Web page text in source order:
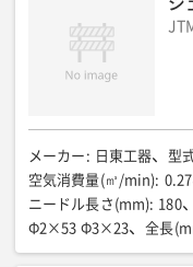
ストローク数／高速
ストローク数/最高速
バッテリー電圧／容量(V-
付属品: 急速充電機、マ
バッテリー電圧/容量(V-
切断能力/木材(mm): ー
ストローク数/高速(min-1)
1充電あたりの作業量(目
1充電あたりの作業量(目
メーカー : 日東工器 型
空気消費量(㎥/min): 0.27
ニードル長さ(mm): 180
Φ2×53 Φ3×23
全長